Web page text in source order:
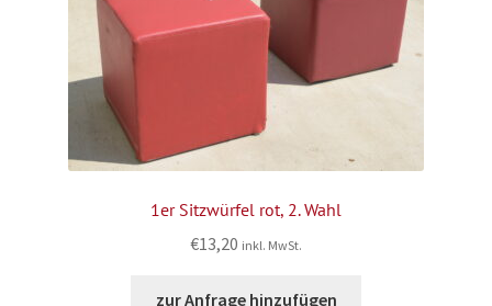
1er Sitzwürfel rot, 2. Wahl
€13,20 inkl. MwSt.
zur Anfrage hinzufügen